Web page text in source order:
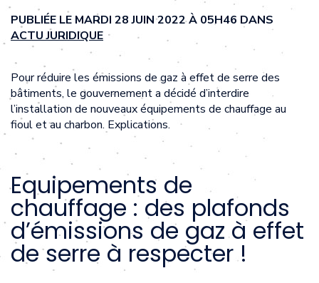
PUBLIÉE LE MARDI 28 JUIN 2022 À 05H46 DANS
ACTU JURIDIQUE
Pour réduire les émissions de gaz à effet de serre des
bâtiments, le gouvernement a décidé d’interdire
l’installation de nouveaux équipements de chauffage au
fioul et au charbon. Explications.
Equipements de
chauffage : des plafonds
d’émissions de gaz à effet
de serre à respecter !